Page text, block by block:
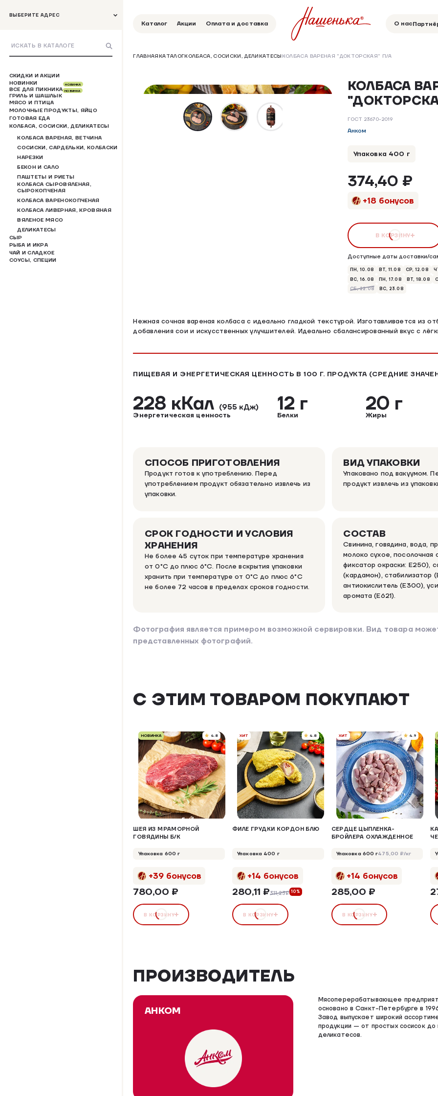
ВЫБЕРИТЕ АДРЕС
СКИДКИ И АКЦИИ
НОВИНКИ
ВСЕ ДЛЯ ПИКНИКА
НОВИНКА
ГРИЛЬ И ШАШЛЫК
НОВИНКА
МЯСО И ПТИЦА
МОЛОЧНЫЕ ПРОДУКТЫ, ЯЙЦО
ГОТОВАЯ ЕДА
КОЛБАСА, СОСИСКИ, ДЕЛИКАТЕСЫ
КОЛБАСА ВАРЕНАЯ, ВЕТЧИНА
СОСИСКИ, САРДЕЛЬКИ, КОЛБАСКИ
НАРЕЗКИ
БЕКОН И САЛО
ПАШТЕТЫ И РИЕТЫ
КОЛБАСА СЫРОВЯЛЕНАЯ,
СЫРОКОПЧЕНАЯ
КОЛБАСА ВАРЕНОКОПЧЕНАЯ
КОЛБАСА ЛИВЕРНАЯ, КРОВЯНАЯ
ВЯЛЕНОЕ МЯСО
ДЕЛИКАТЕСЫ
СЫР
РЫБА И ИКРА
ЧАЙ И СЛАДКОЕ
СОУСЫ, СПЕЦИИ
Каталог Акции Оплата и доставка О нас
ГЛАВНАЯКАТАЛОГКОЛБАСА, СОСИСКИ, ДЕЛИКАТЕСЫ КОЛБАСА ВАРЕНАЯ "ДОКТОРСКАЯ" П/А
КОЛБАСА
ГОСТ 23670-2019
Анком
Доступные даты доставки/
ПН, 10.08 ВТ, 11.08 СР, 12.08
ВС, 16.08
ПН, 17.08 ВТ, 18.08
СБ, 22.08
ВС, 23.08
Упаковка 400 г
374,40 ₽
+18 бонусов
В КОРЗИНУ
Нежная сочная вареная колбаса с идеально гладкой текстурой. Изготавливается из
добавления сои и искусственных улучшителей. Идеально сбалансированный вкус с
ПИЩЕВАЯ И ЭНЕРГЕТИЧЕСКАЯ ЦЕННОСТЬ В 100 Г. ПРОДУКТА (СРЕДНИЕ
228 кКал (955 кДж)
Энергетическая ценность
12 г
Белки
20 г
Жиры
СПОСОБ ПРИГОТОВЛЕНИЯ
Продукт готов к употреблению. Перед
употреблением продукт обязательно извлечь из
упаковки.
ВИД УПАКОВКИ
Упаковано под вакуумом.
продукт извлечь из
СРОК ГОДНОСТИ И УСЛОВИЯ
ХРАНЕНИЯ
Не более 45 суток при температуре хранения
от 0°C до плюс 6°C. После вскрытия упаковки
хранить при температуре от 0°С до плюс 6°С
не более 72 часов в пределах сроков годности.
СОСТАВ
Свинина, говядина, вода,
молоко сухое, посолочная
фиксатор окраски: Е250),
(кардамон), стабилизатор
антиокислитель (Е300),
аромата (Е621).
Фотография является примером возможной сервировки. Вид товара
представленных фотографий.
С ЭТИМ ТОВАРОМ ПОКУПАЮТ
НОВИНКА 4.8
ШЕЯ ИЗ МРАМОРНОЙ
ГОВЯДИНЫ Б/К
Упаковка 600 г
+39 бонусов
780,00 ₽
В КОРЗИНУ
ХИТ 4.8
ФИЛЕ ГРУДКИ КОРДОН БЛЮ
Упаковка 400 г
+14 бонусов
280,11 ₽311,23₽ 10%
В КОРЗИНУ
ХИТ 4.9
СЕРДЦЕ ЦЫПЛЕНКА-
БРОЙЛЕРА ОХЛАЖДЕННОЕ
Упаковка 600 г475,00 ₽/кг
+14 бонусов
285,00 ₽
В КОРЗИНУ
ПРОИЗВОДИТЕЛЬ
АНКОМ
Мясоперерабатывающее
основано в Санкт-Петербурге в
Завод выпускает широкий
продукции — от простых сосисок до
деликатесов.